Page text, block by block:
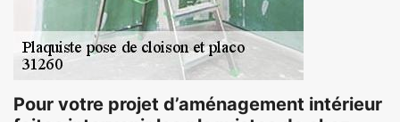
Pour votre projet d’aménagement intérieur